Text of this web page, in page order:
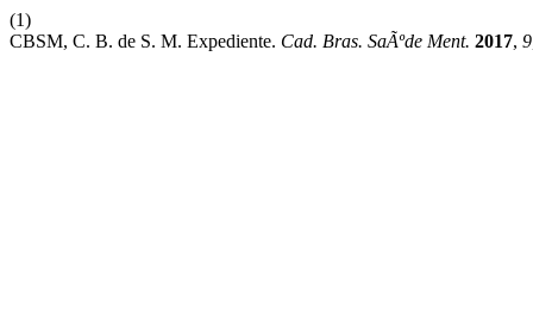
(1)
CBSM, C. B. de S. M. Expediente. Cad. Bras. SaÃºde Ment. 2017, 9